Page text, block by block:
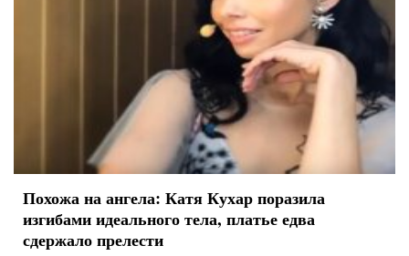
Похожа на ангела: Катя Кухар поразила
изгибами идеального тела, платье едва
сдержало прелести